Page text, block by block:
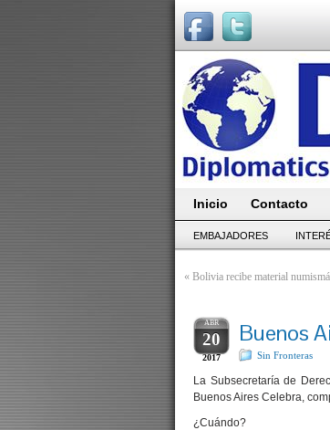
Inicio Contacto
EMBAJADORES
« Bolivia recibe material
ABR
20
2017
Buenos
Sin Fronteras
La Subsecretaría de
Buenos Aires Celebra,
¿Cuándo?